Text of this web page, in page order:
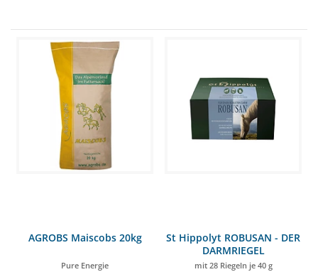
AGROBS Maiscobs 20kg
Pure Energie
St Hippolyt ROBUSAN - DER
DARMRIEGEL
mit 28 Riegeln je 40 g